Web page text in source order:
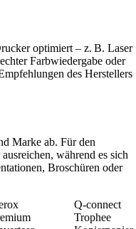
optimiert – z. B. Laser
Farbwiedergabe oder
des Herstellers
Marke ab. Für den
während es sich
Broschüren oder
Q-connect
Trophee